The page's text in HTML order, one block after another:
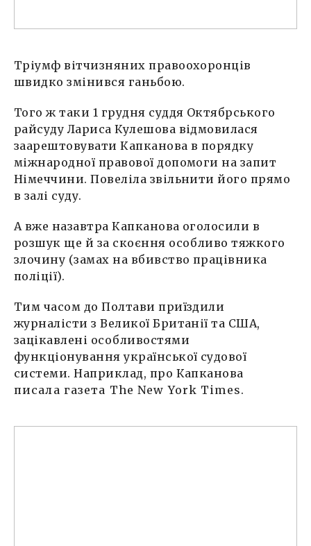
Тріумф вітчизняних правоохоронців
швидко змінився ганьбою.
Того ж таки 1 грудня суддя Октябрського
райсуду Лариса Кулешова відмовилася
заарештовувати Капканова в порядку
міжнародної правової допомоги на запит
Німеччини. Повеліла звільнити його прямо
в залі суду.
А вже назавтра Капканова оголосили в
розшук ще й за скоєння особливо тяжкого
злочину (замах на вбивство працівника
поліції).
Тим часом до Полтави приїздили
журналісти з Великої Британії та США,
зацікавлені особливостями
функціонування української судової
системи. Наприклад, про Капканова
писала газета The New York Times.